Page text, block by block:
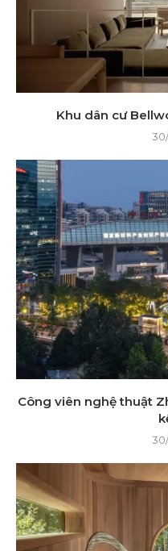
Khu dân cư
Công viên nghệ thuật